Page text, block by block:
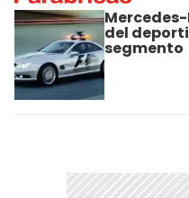
Mercedes-
del
segmento